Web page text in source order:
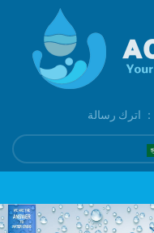
اترك رسالة ：